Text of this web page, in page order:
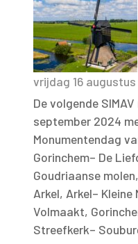
vrijdag 16
De volgende
september 2024
Monumentendag
Gorinchem– De
Goudriaanse
Arkel, Arkel–
Volmaakt,
Streefkerk–